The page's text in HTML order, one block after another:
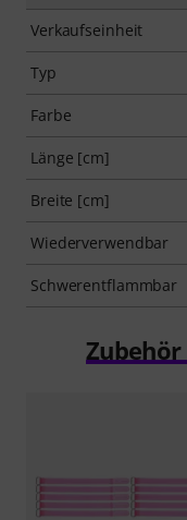
Verkaufseinheit
Typ
Farbe
Länge [cm]
Breite [cm]
Wiederverwendbar
Schwerentflammbar